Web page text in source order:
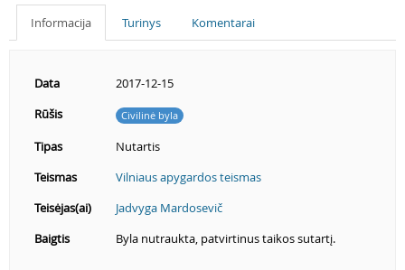
Informacija Turinys Komentarai
Data
2017-12-15
Rūšis
Civilinė byla
Tipas
Nutartis
Teismas
Vilniaus apygardos teismas
Teisėjas(ai)
Jadvyga Mardosevič
Baigtis
Byla nutraukta, patvirtinus taikos sutartį.